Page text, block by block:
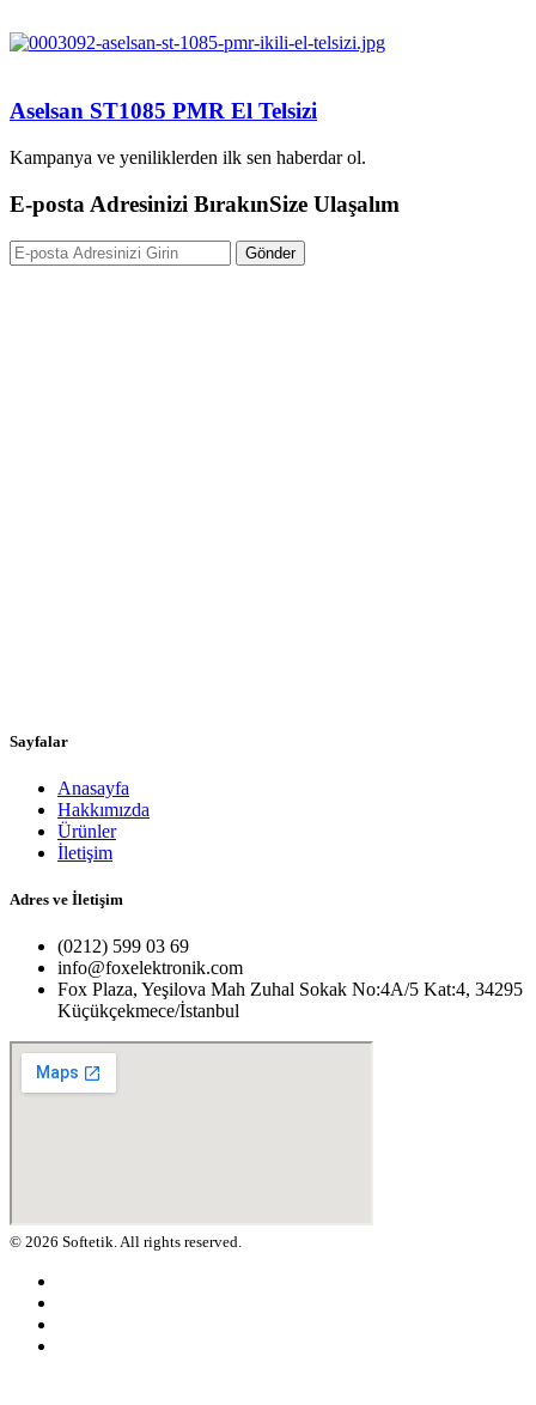
Aselsan ST1085 PMR El Telsizi
Kampanya ve yeniliklerden ilk sen haberdar ol.
E-posta Adresinizi BırakınSize Ulaşalım
Sayfalar
Anasayfa
Hakkımızda
Ürünler
İletişim
Adres ve İletişim
(0212) 599 03 69
info@foxelektronik.com
Fox Plaza, Yeşilova Mah Zuhal Sokak No:4A/5 Kat:4, 34295
Küçükçekmece/İstanbul
© 2026 Softetik. All rights reserved.